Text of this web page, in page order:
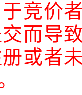
于竞价
而导
或者